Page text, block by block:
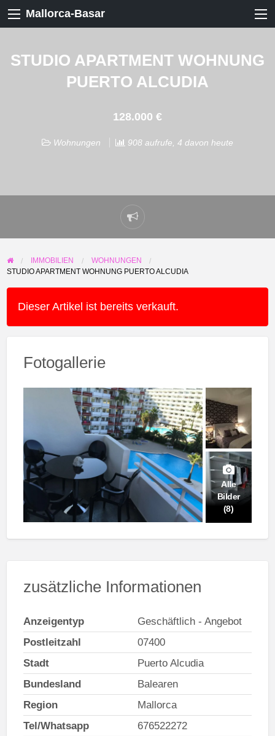
Mallorca-Basar
STUDIO APARTMENT WOHNUNG
PUERTO ALCUDIA
128.000 €
Wohnungen 908 aufrufe, 4 davon heute
Problem
melden
IMMOBILIEN
WOHNUNGEN
STUDIO APARTMENT WOHNUNG PUERTO ALCUDIA
Dieser Artikel ist bereits verkauft.
Fotogallerie
Alle
Bilder
(8)
zusätzliche Informationen
Anzeigentyp
Geschäftlich - Angebot
Postleitzahl
07400
Stadt
Puerto Alcudia
Bundesland
Balearen
Region
Mallorca
Tel/Whatsapp
676522272